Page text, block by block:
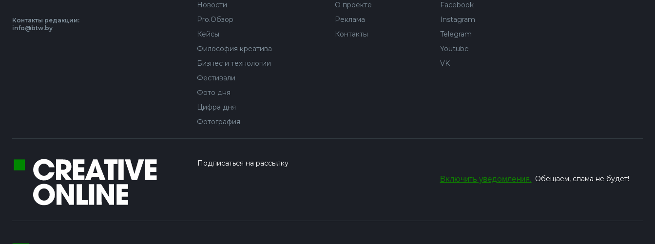
Контакты редакции:
info@btw.by
Новости
Pro.Обзор
Кейсы
Философия креатива
Бизнес и технологии
Фестивали
Фото дня
Цифра дня
Фотография
О проекте
Реклама
Контакты
Facebook
Instagram
Telegram
Youtube
VK
Подписаться на рассылку
Включить уведомления. Обещаем, спама не будет!